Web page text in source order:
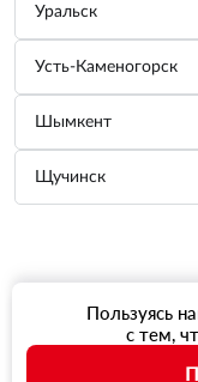
Уральск
Усть-Каменогорск
Шымкент
Щучинск
Пользуясь
с тем,